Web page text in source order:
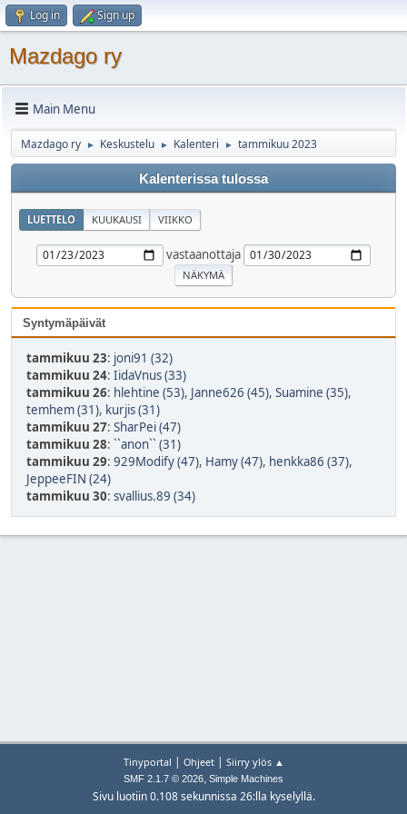
Log in Sign up
Mazdago ry
Main Menu
Mazdago ry ► Keskustelu ► Kalenteri ► tammikuu 2023
Kalenterissa tulossa
LUETTELO KUUKAUSI VIIKKO
vastaanottaja
Syntymäpäivät
tammikuu 23: joni91 (32)
tammikuu 24: IidaVnus (33)
tammikuu 26: hlehtine (53), Janne626 (45), Suamine (35),
temhem (31), kurjis (31)
tammikuu 27: SharPei (47)
tammikuu 28: ``anon`` (31)
tammikuu 29: 929Modify (47), Hamy (47), henkka86 (37),
JeppeeFIN (24)
tammikuu 30: svallius.89 (34)
Tinyportal | Ohjeet| Siirry ylös ▲
SMF 2.1.7 © 2026, Simple Machines
Sivu luotiin 0.108 sekunnissa 26:lla kyselyllä.